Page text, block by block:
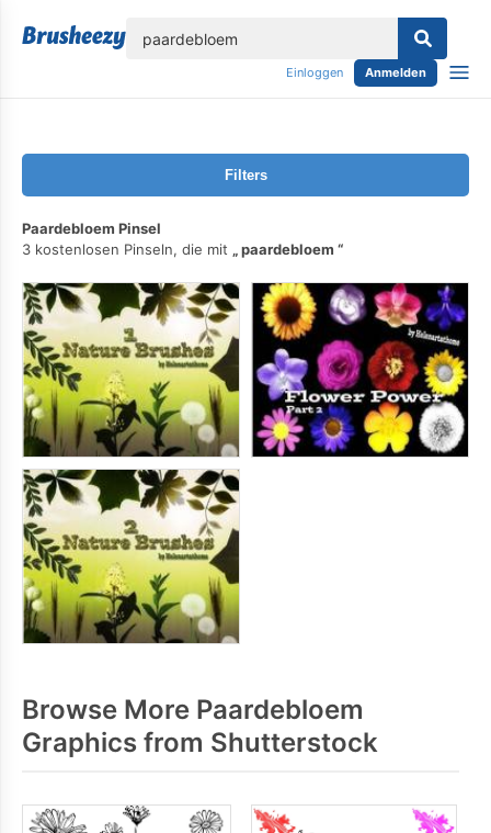
Einloggen Anmelden
Filters
Paardebloem Pinsel
3 kostenlosen Pinseln, die mit
paardebloem
Browse More Paardebloem
Graphics from Shutterstock